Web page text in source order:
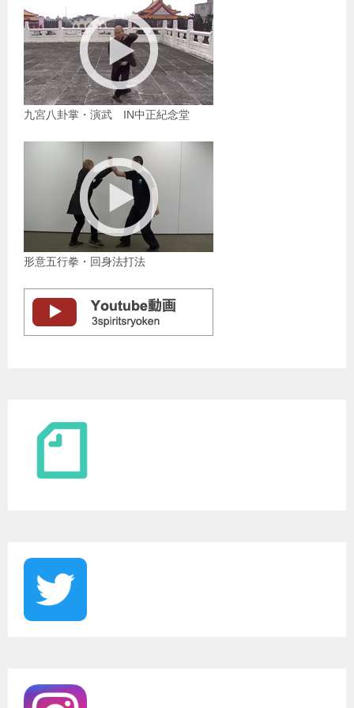
九宮八卦掌・演武 IN中正紀念堂
形意五行拳・回身法打法